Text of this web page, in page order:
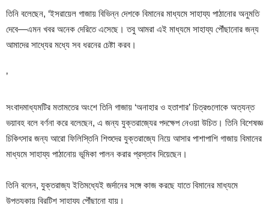
তিনি বলেছেন, ‘ইসরায়েল গাজায় বিভিন্ন দেশকে বিমানের মাধ্যমে সাহায্য পাঠানোর অনুমতি
দেবে—এমন খবর অনেক দেরিতে এসেছে। তবু আমরা এই মাধ্যমে সাহায্য পৌঁছানোর জন্য
আমাদের সাধ্যের মধ্যে সব ধরনের চেষ্টা করব।
’
সংবাদমাধ্যমটির মতামতের অংশে তিনি গাজায় ‘অনাহার ও হতাশার’ চিত্রগুলোকে অত্যন্ত
ভয়াবহ বলে বর্ণনা করে বলেছেন, এ জন্য যুক্তরাজ্যের পদক্ষেপ নেওয়া উচিত। তিনি বিশেষজ্ঞ
চিকিৎসার জন্য আরো ফিলিস্তিনি শিশুদের যুক্তরাজ্যে নিয়ে আসার পাশাপাশি গাজায় বিমানের
মাধ্যমে সাহায্য পাঠানোয় ভূমিকা পালন করার প্রস্তাব দিয়েছেন।
তিনি বলেন, যুক্তরাজ্য ইতিমধ্যেই জর্দানের সঙ্গে কাজ করছে যাতে বিমানের মাধ্যমে
উপত্যকায় ব্রিটিশ সাহায্য পৌঁছানো যায়।